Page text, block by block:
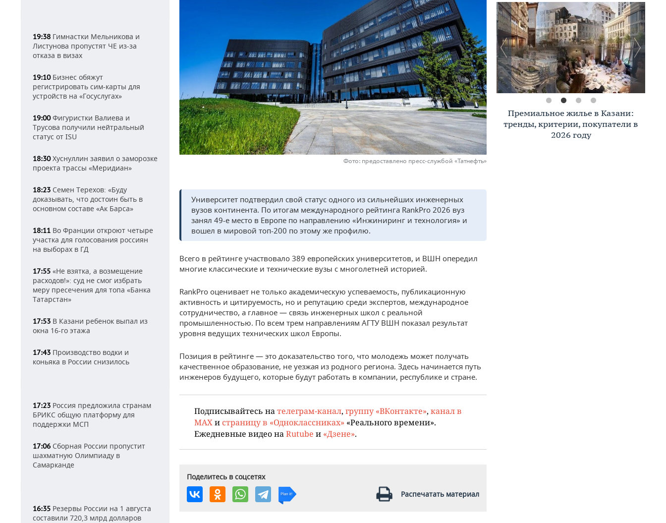
19:38 Гимнастки Мельникова и
Листунова пропустят ЧЕ из-за
отказа в визах
19:10Бизнес обяжут
регистрировать сим-карты для
устройств на «Госуслугах»
19:00Фигуристки Валиева и
Трусова получили нейтральный
статус от ISU
18:30Хуснуллин заявил о заморозке
проекта трассы «Меридиан»
18:23 Семен Терехов: «Буду
доказывать, что достоин быть в
основном составе «Ак Барса»
18:11 Во Франции откроют четыре
участка для голосования россиян
на выборах в ГД
17:55 «Не взятка, а возмещение
расходов!»: суд не смог избрать
меру пресечения для топа «Банка
Татарстан»
17:53 В Казани ребенок выпал из
окна 16-го этажа
17:43 Производство водки и
коньяка в России снизилось
17:23 Россия предложила странам
БРИКС общую платформу для
поддержки МСП
17:06 Сборная России пропустит
шахматную Олимпиаду в
Самарканде
16:35 Резервы России на 1 августа
составили 720,3 млрд долларов
Фото: предоставлено пресс-службой «Татнефть»
Университет подтвердил свой статус одного из сильнейших инженерных
вузов континента. По итогам международного рейтинга RankPro 2026 вуз
занял 49-е место в Европе по направлению «Инжиниринг и технология» и
вошел в мировой топ-200 по этому же профилю.
Всего в рейтинге участвовало 389 европейских университетов, и ВШН опередил
многие классические и технические вузы с многолетней историей.
RankPro оценивает не только академическую успеваемость, публикационную
активность и цитируемость, но и репутацию среди экспертов, международное
сотрудничество, а главное — связь инженерных школ с реальной
промышленностью. По всем трем направлениям АГТУ ВШН показал результат
уровня ведущих технических школ Европы.
Позиция в рейтинге — это доказательство того, что молодежь может получать
качественное образование, не уезжая из родного региона. Здесь начинается путь
инженеров будущего, которые будут работать в компании, республике и стране.
Подписывайтесь на телеграм-канал, группу «ВКонтакте», канал в
MAX и страницу в «Одноклассниках» «Реального времени».
Ежедневные видео на Rutube и «Дзене».
Поделитесь в соцсетях
Распечатать материал
Премиальное жилье в Казани:
тренды, критерии, покупатели в
2026 году